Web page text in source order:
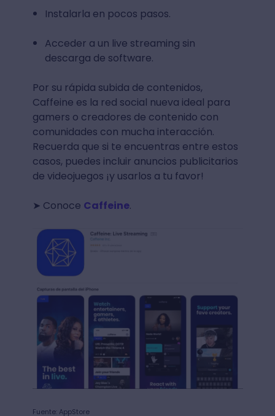
Instalarla en pocos pasos.
Acceder a un live streaming sin
descarga de software.
Por su rápida subida de contenidos,
Caffeine es la red social nueva ideal para
gamers o creadores de contenido con
comunidades con mucha interacción.
Recuerda que si te encuentras entre estos
casos, puedes incluir anuncios publicitarios
de videojuegos ¡y usarlos a tu favor!
➤ Conoce Caffeine.
Fuente: AppStore